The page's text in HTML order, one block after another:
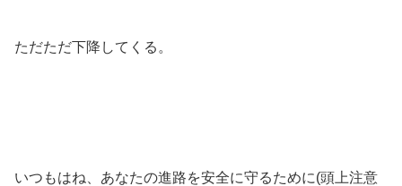
ただただ下降してくる。
いつもはね、あなたの進路を安全に守るために(頭上注意